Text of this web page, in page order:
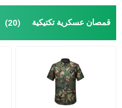
قمصان عسكرية تكتيكية (20)